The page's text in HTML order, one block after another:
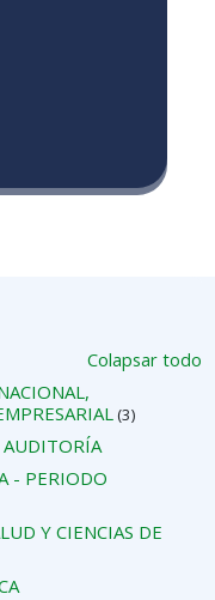
Colapsar todo
(3)
AUDITORÍA
- PERIODO
Y CIENCIAS DE